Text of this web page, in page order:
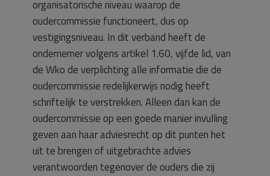
organisatorische niveau waarop de
oudercommissie functioneert, dus op
vestigingsniveau. In dit verband heeft de
ondernemer volgens artikel 1.60, vijfde lid, van
de Wko de verplichting alle informatie die de
oudercommissie redelijkerwijs nodig heeft
schriftelijk te verstrekken. Alleen dan kan de
oudercommissie op een goede manier invulling
geven aan haar adviesrecht op dit punten het
uit te brengen of uitgebrachte advies
verantwoorden tegenover de ouders die zij